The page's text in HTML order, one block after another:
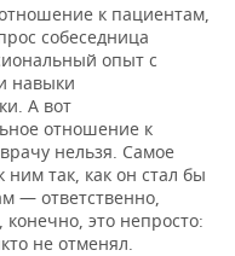
к пациентам,
собеседница
опыт с
навыки
А вот
отношение к
нельзя. Самое
так, как он стал бы
— ответственно,
это непросто:
не отменял.